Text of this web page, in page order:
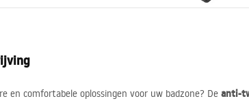
en comfortabele oplossingen voor uw badzone? De anti-